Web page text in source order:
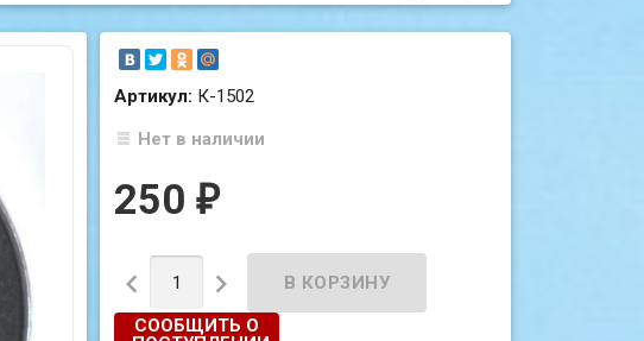
Артикул: К-1502
Нет в наличии
250₽
 
СООБЩИТЬ О